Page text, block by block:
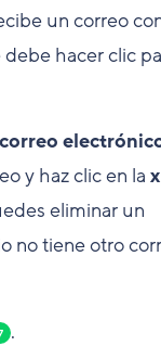
un correo
hacer clic
y haz clic en la x
eliminar un
no tiene otro
.